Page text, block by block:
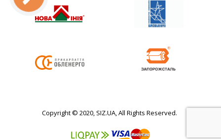
Copyright © 2020, SIZ.UA, All Rights Reserved.